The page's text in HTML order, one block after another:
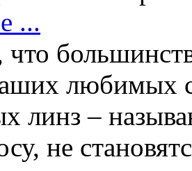
...
что
любимых
линз –
не